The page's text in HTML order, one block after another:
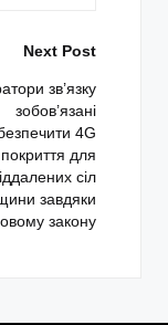
Next Post
зв’язку
зобов’язані
4G
покриття для
сіл
завдяки
закону